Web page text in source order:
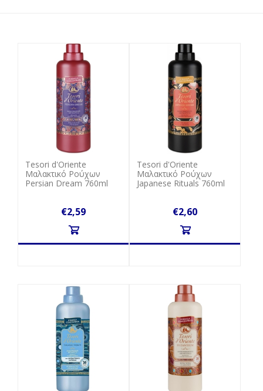
Tesori d'Oriente
Μαλακτικό Ρούχων
Persian Dream 760ml
€2,59
Tesori d'Oriente
Μαλακτικό Ρούχων
Japanese Rituals 760ml
€2,60